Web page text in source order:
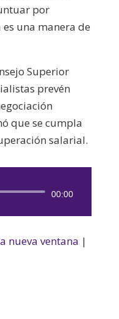
por
una manera de
Superior
prevén
que se cumpla
salarial.
00:00
nueva ventana |